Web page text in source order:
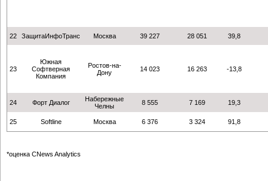
22 ЗащитаИнфоТранс Москва 39 227 28 051 39,8
23
Южная
Софтверная
Компания
Ростов-на-
Дону
14 023 16 263 -13,8
24 Форт Диалог
Набережные
Челны
8 555 7 169 19,3
25 Softline Москва 6 376 3 324 91,8
*оценка CNews Analytics